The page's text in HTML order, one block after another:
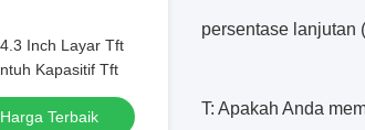
Inch Layar Tft
Kapasitif Tft
Terbaik
persentase lanjutan
T: Apakah Anda